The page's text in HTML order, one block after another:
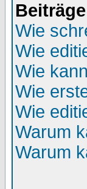
Wie
Wie
Wie
Wie
Wie
Warum
Warum